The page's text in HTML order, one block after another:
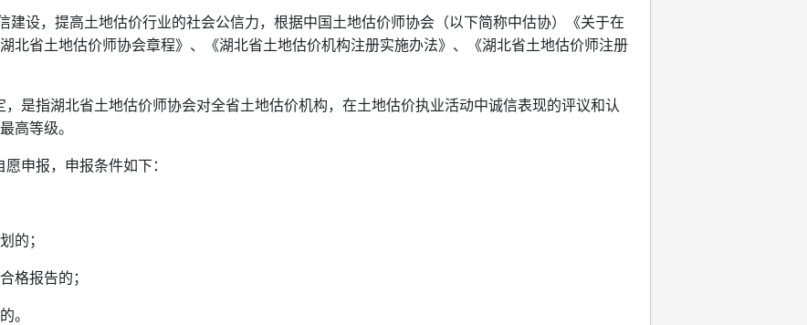
设，提高土地估价行业的社会公信力，根据中国土地估价师协会（以下简称中估协）《关于在
北省土地估价师协会章程》、《湖北省土地估价机构注册实施办法》、《湖北省土地估价师注册
是指湖北省土地估价师协会对全省土地估价机构，在土地估价执业活动中诚信表现的评议和认
高等级。
申报，申报条件如下：
的；
格报告的；
。